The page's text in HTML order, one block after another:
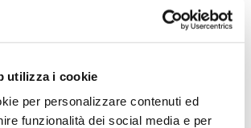
utilizza i cookie
per personalizzare contenuti ed
funzionalità dei social media e per
(2021) ed è co-autore di
comunità energetica (per davvero!)